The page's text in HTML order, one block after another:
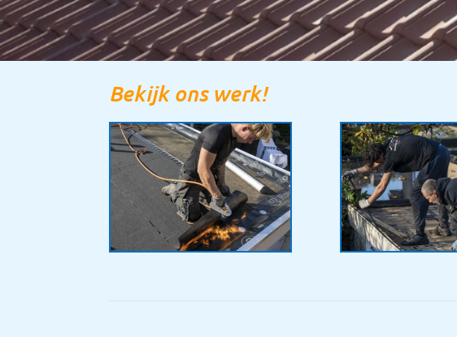
Bekijk ons werk!